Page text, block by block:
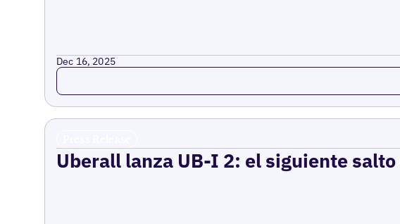
Dec 16, 2025
Read more
Uberall lanza UB-I 2: el siguiente